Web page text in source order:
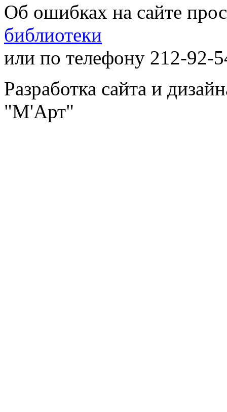
Об ошибках на сайте
библиотеки
или по телефону 212-92-
Разработка сайта и
"М'Арт"